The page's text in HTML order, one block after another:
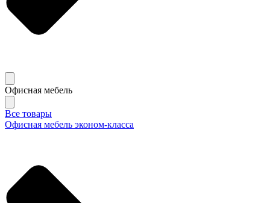
Офисная мебель
Все товары
Офисная мебель эконом-класса